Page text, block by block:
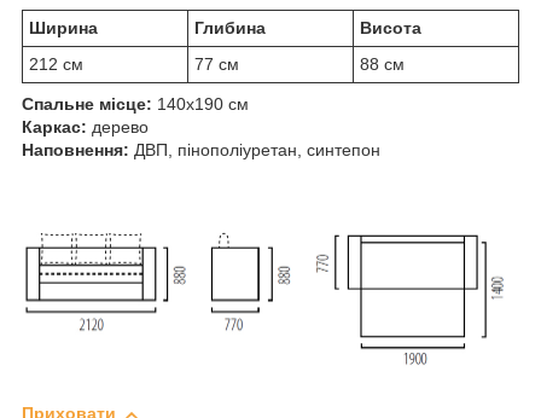
Ширина Глибина
Висота
212 см
77 см 88 см
Спальне місце: 140х190 см
Каркас: дерево
Наповнення: ДВП, пінополіуретан, синтепон
Приховати